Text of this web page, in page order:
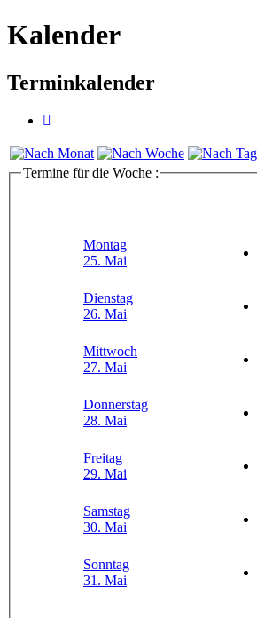
Kalender
Terminkalender
Termine für die Woche :
Montag
25. Mai
Dienstag
26. Mai
Mittwoch
27. Mai
Donnerstag
28. Mai
Freitag
29. Mai
Samstag
30. Mai
Sonntag
31. Mai